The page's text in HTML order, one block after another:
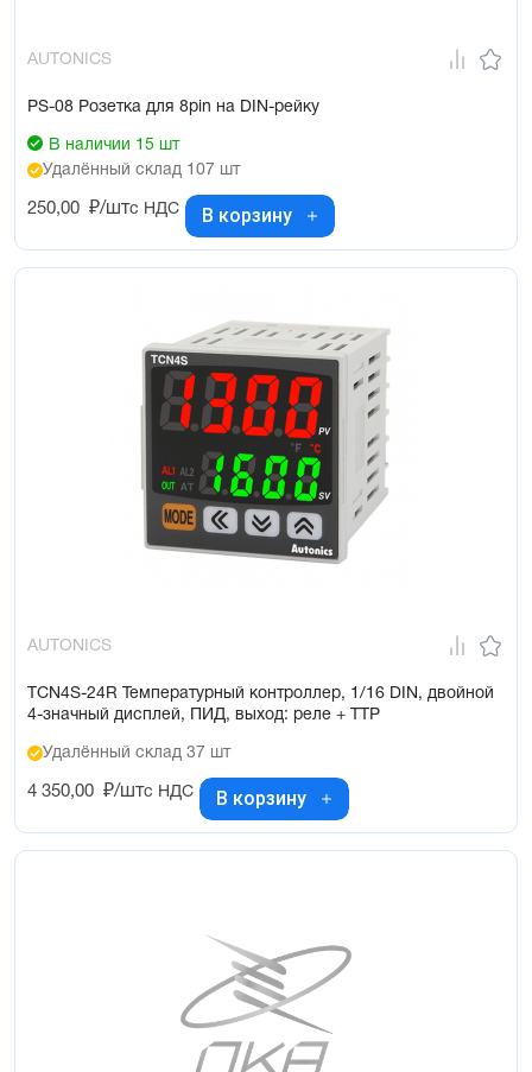
AUTONICS
PS-08 Розетка для 8pin на DIN-рейку
В наличии 15 шт
Удалённый склад 107 шт
250,00 ₽/штс НДС В корзину
AUTONICS
TCN4S-24R Температурный контроллер, 1/16 DIN, двойной
4-значный дисплей, ПИД, выход: реле + ТТР
Удалённый склад 37 шт
4 350,00 ₽/штс НДС В корзину